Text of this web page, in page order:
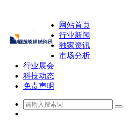
网站首页
行业新闻
独家资讯
市场分析
行业展会
科技动态
免责声明